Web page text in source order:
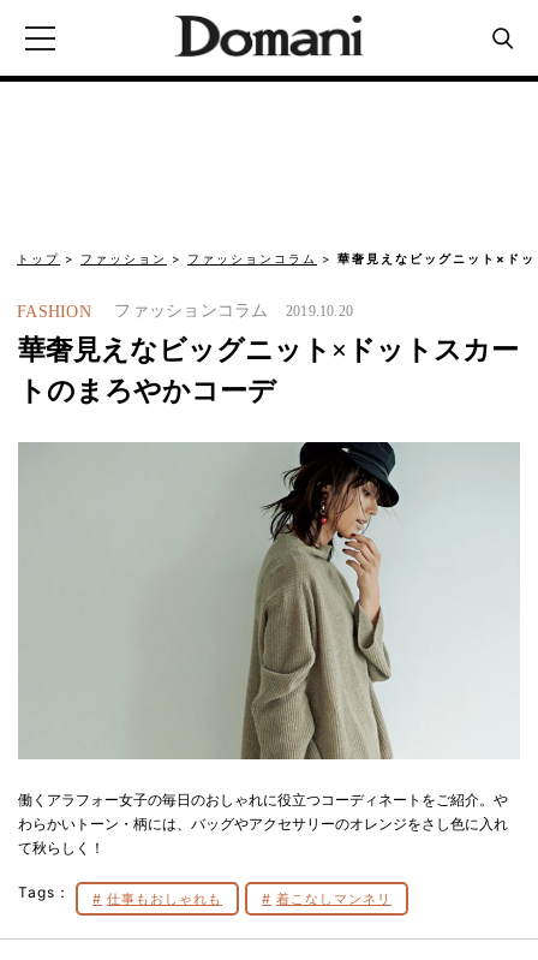
トップ ファッション ファッションコラム 華奢見えなビッグニット×ド
FASHION ファッションコラム 2019.10.20
華奢見えなビッグニット×ドットスカー
トのまろやかコーデ
働くアラフォー女子の毎日のおしゃれに役立つコーディネートをご紹介。や
わらかいトーン・柄には、バッグやアクセサリーのオレンジをさし色に入れ
て秋らしく！
Tags： 仕事もおしゃれも 着こなしマンネリ